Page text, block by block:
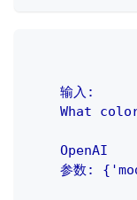
    输入:
What
    OpenAI
参数: